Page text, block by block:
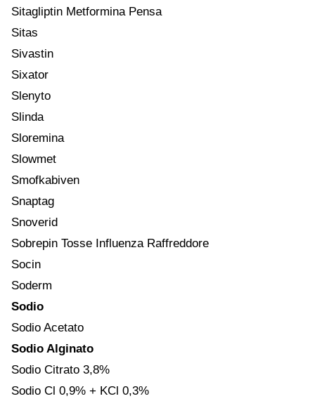
Sitagliptin Metformina Pensa
Sitas
Sivastin
Sixator
Slenyto
Slinda
Sloremina
Slowmet
Smofkabiven
Snaptag
Snoverid
Sobrepin Tosse Influenza Raffreddore
Socin
Soderm
Sodio
Sodio Acetato
Sodio Alginato
Sodio Citrato 3,8%
Sodio Cl 0,9% + KCl 0,3%